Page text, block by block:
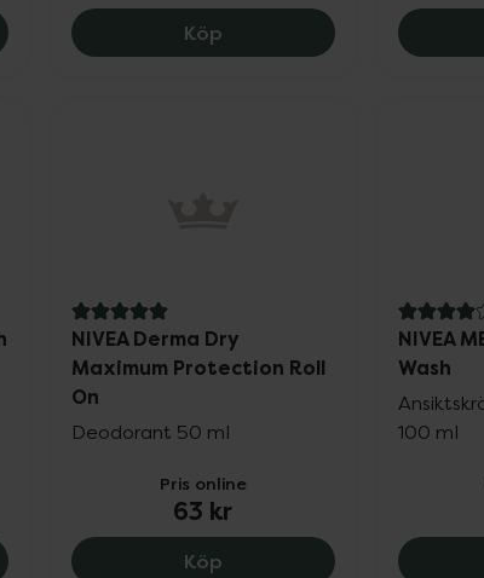
Anti-Age Power 2in1 Moisturiser SPF30, 256
KöpNIVEA MEN Sensitive
& White Fresh Spray, 51 kr.
5 av 5 i omdöme
NIVEA Derma Dry
Maximum Protection Roll
On
Deodorant 50 ml
Pris online
63 kr
KöpNIVEA Derma Dry
4 av 5 i
NIVEA
Wash
100 ml